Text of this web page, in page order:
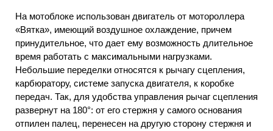
На мотоблоке использован двигатель от мотороллера
«Вятка», имеющий воздушное охлаждение, причем
принудительное, что дает ему возможность длительное
время работать с максимальными нагрузками.
Небольшие переделки относятся к рычагу сцепления,
карбюратору, системе запуска двигателя, к коробке
передач. Так, для удобства управления рычаг сцепления
развернут на 180°: от его стержня у самого основания
отпилен палец, перенесен на другую сторону стержня и